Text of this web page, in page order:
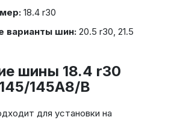
18.4 r30
варианты шин:20.5 r30, 21.5
шины 18.4 r30
145A8/B
для установки на